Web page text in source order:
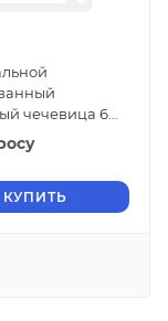
чечевица 6
8568-77 г/к
КУПИТЬ